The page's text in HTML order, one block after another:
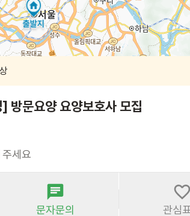
문요양 요양보호사 모집
세요
문자문의 관심